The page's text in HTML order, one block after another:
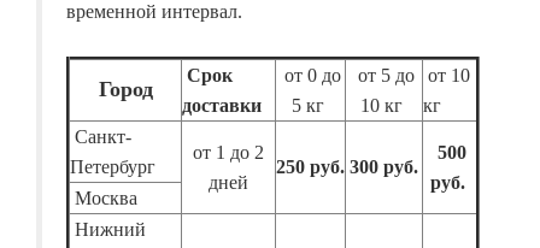
временной интервал.
Город
Срок
доставки
от 0 до
5 кг
от 5 до
10 кг
от 10
кг
Санкт-
Петербург
от 1 до 2
дней
250 руб. 300 руб.
500
руб.
Москва
Нижний